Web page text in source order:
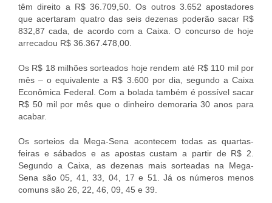
têm direito a R$ 36.709,50. Os outros 3.652 apostadores
que acertaram quatro das seis dezenas poderão sacar R$
832,87 cada, de acordo com a Caixa. O concurso de hoje
arrecadou R$ 36.367.478,00.
Os R$ 18 milhões sorteados hoje rendem até R$ 110 mil por
mês – o equivalente a R$ 3.600 por dia, segundo a Caixa
Econômica Federal. Com a bolada também é possível sacar
R$ 50 mil por mês que o dinheiro demoraria 30 anos para
acabar.
Os sorteios da Mega-Sena acontecem todas as quartas-
feiras e sábados e as apostas custam a partir de R$ 2.
Segundo a Caixa, as dezenas mais sorteadas na Mega-
Sena são 05, 41, 33, 04, 17 e 51. Já os números menos
comuns são 26, 22, 46, 09, 45 e 39.